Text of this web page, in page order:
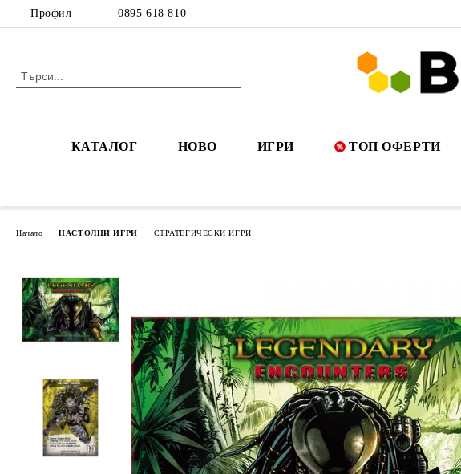
Профил 0895 618 810
КАТАЛОГ НОВО ИГРИ ТОП ОФЕРТИ
Начало НАСТОЛНИ ИГРИ СТРАТЕГИЧЕСКИ ИГРИ